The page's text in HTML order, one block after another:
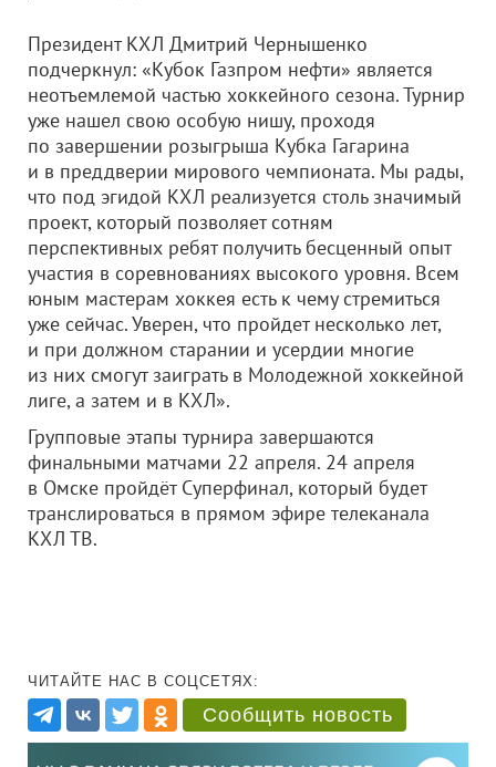
Президент КХЛ Дмитрий Чернышенко
подчеркнул: «Кубок Газпром нефти» является
неотъемлемой частью хоккейного сезона. Турнир
уже нашел свою особую нишу, проходя
по завершении розыгрыша Кубка Гагарина
и в преддверии мирового чемпионата. Мы рады,
что под эгидой КХЛ реализуется столь значимый
проект, который позволяет сотням
перспективных ребят получить бесценный опыт
участия в соревнованиях высокого уровня. Всем
юным мастерам хоккея есть к чему стремиться
уже сейчас. Уверен, что пройдет несколько лет,
и при должном старании и усердии многие
из них смогут заиграть в Молодежной хоккейной
лиге, а затем и в КХЛ».
Групповые этапы турнира завершаются
финальными матчами 22 апреля. 24 апреля
в Омске пройдёт Суперфинал, который будет
транслироваться в прямом эфире телеканала
КХЛ ТВ.
ЧИТАЙТЕ НАС В СОЦСЕТЯХ:
Сообщить новость